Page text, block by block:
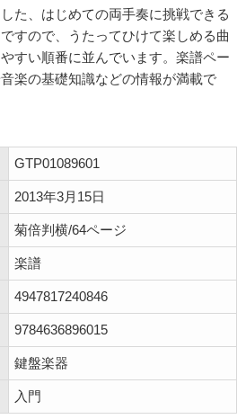
た、はじめての両手奏に挑戦できる
すので、うたってひけて楽しめる曲
すい順番に並んでいます。楽譜ペー
楽の基礎知識などの情報が満載で
GTP01089601
2013年3月15日
菊倍判横/64ページ
楽譜
4947817240846
9784636896015
鍵盤楽器
入門